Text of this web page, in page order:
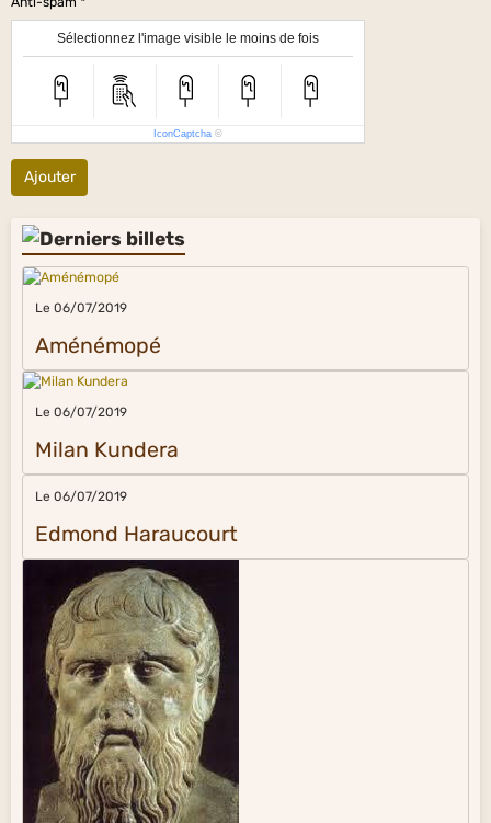
Sélectionnez l'image visible le moins de fois
IconCaptcha ©
Ajouter
Le 06/07/2019
Aménémopé
Le 06/07/2019
Milan Kundera
Le 06/07/2019
Edmond Haraucourt